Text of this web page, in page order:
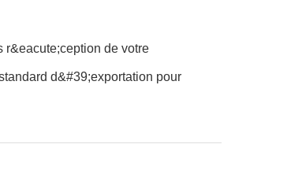
r&eacute;ception de votre
d&#39;exportation pour